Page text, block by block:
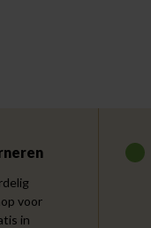
voor
in